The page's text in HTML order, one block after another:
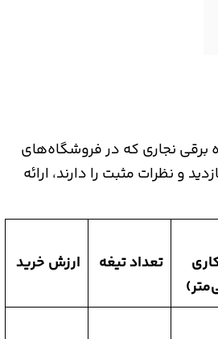
۱۰ مدل بهترین رنده برقی نجاری که در فروشگاه‌های
و نظرات مثبت را دارند، ارائه
تعداد تیغه ارزش خرید